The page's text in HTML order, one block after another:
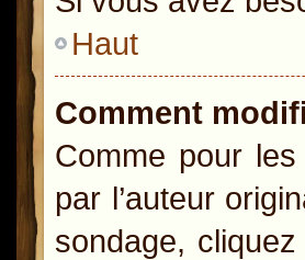
Haut
Comment
Comme pour
par l’auteur
sondage,